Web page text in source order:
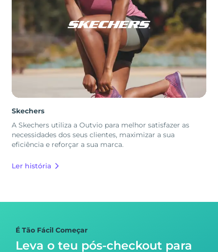
Skechers
A Skechers utiliza a Outvio para melhor satisfazer as
necessidades dos seus clientes, maximizar a sua
eficiência e reforçar a sua marca.
Ler história
É Tão Fácil Começar
Leva o teu pós-checkout para